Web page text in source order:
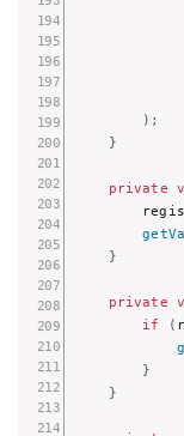
) ;
}
private
}
private
if
(
}
}